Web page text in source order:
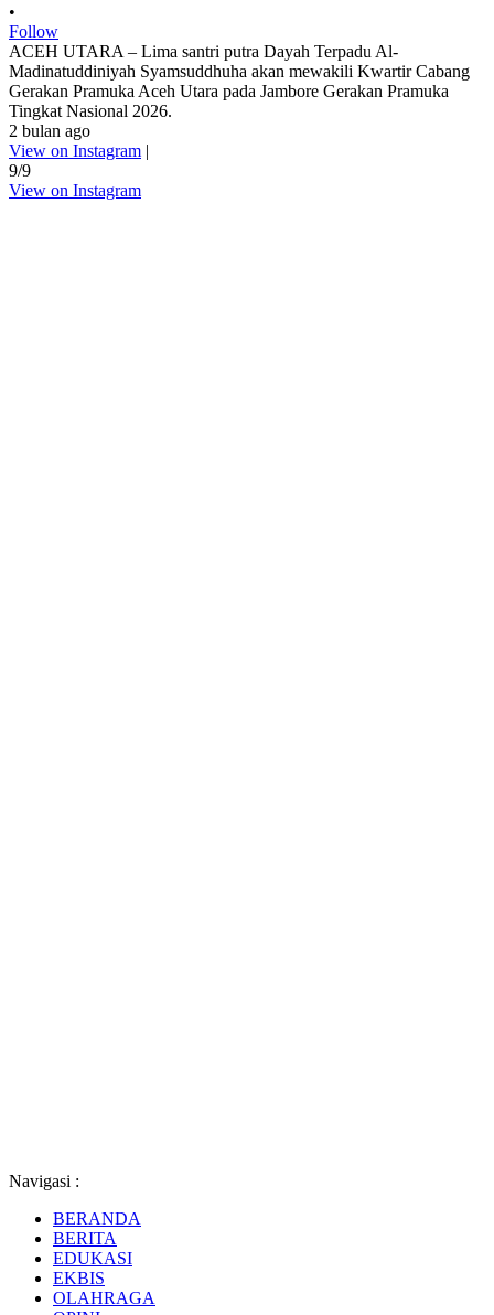
•
Follow
ACEH UTARA – Lima santri putra Dayah Terpadu Al-
Madinatuddiniyah Syamsuddhuha akan mewakili Kwartir Cabang
Gerakan Pramuka Aceh Utara pada Jambore Gerakan Pramuka
Tingkat Nasional 2026.
2 bulan ago
View on Instagram |
9/9
View on Instagram
Navigasi :
BERANDA
BERITA
EDUKASI
EKBIS
OLAHRAGA